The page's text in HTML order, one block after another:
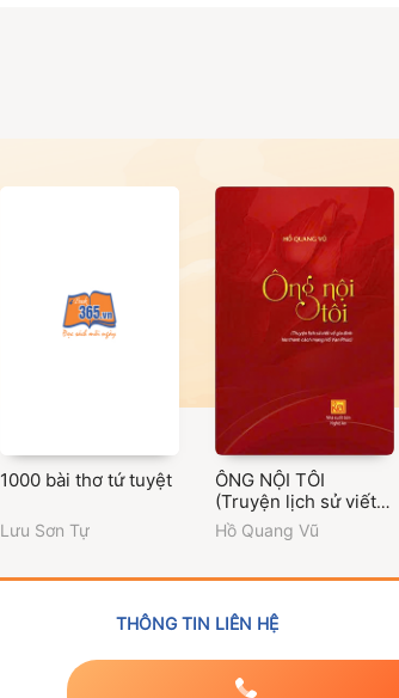
1000 bài thơ tứ tuyệt
Lưu Sơn Tự
ÔNG NỘI TÔI
(Truyện lịch sử viết
về gia đình lão thành
cách mạng Hồ Vạn
Hồ Quang Vũ
THÔNG TIN LIÊN HỆ